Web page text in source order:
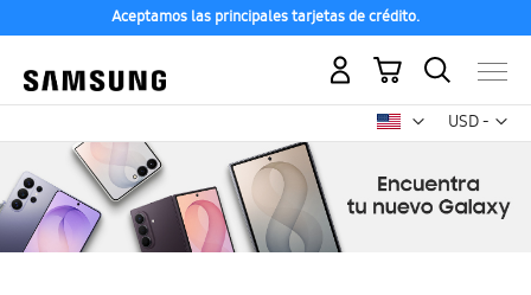
Aceptamos las principales tarjetas de crédito.
USD -
dólar
Mi carrito